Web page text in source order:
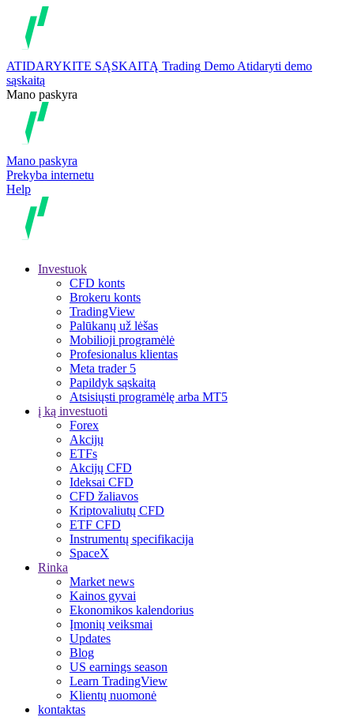
ATIDARYKITE SĄSKAITĄ Trading Demo Atidaryti demo
sąskaitą
Mano paskyra
Mano paskyra
Prekyba internetu
Help
Investuok
CFD konts
Brokeru konts
TradingView
Palūkanų už lėšas
Mobilioji programėlė
Profesionalus klientas
Meta trader 5
Papildyk sąskaitą
Atsisiųsti programėlę arba MT5
į ką investuoti
Forex
Akcijų
ETFs
Akcijų CFD
Ideksai CFD
CFD žaliavos
Kriptovaliutų CFD
ETF CFD
Instrumentų specifikacija
SpaceX
Rinka
Market news
Kainos gyvai
Ekonomikos kalendorius
Įmonių veiksmai
Updates
Blog
US earnings season
Learn TradingView
Klientų nuomonė
kontaktas